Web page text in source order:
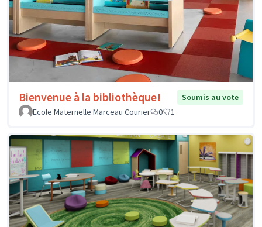
Bienvenue à la bibliothèque!
Soumis au vote
Ecole Maternelle Marceau Courier
0 1